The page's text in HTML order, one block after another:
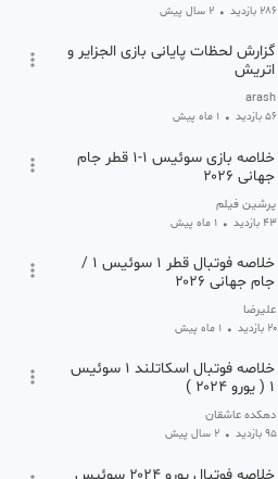
286 بازدید • 2 سال پیش
گزارش لحظات پایانی بازی الجزایر و
اتریش
arash
56 بازدید • 1 ماه پیش
خلاصه بازی سوئیس ۱-۱ قطر جام
جهانی ۲۰۲۶
پرشین فیلم
43 بازدید • 1 ماه پیش
خلاصه فوتبال قطر ۱ سوئیس ۱ /
جام جهانی ۲۰۲۶
علیرضا
20 بازدید • 1 ماه پیش
خلاصه فوتبال اسکاتلند ۱ سوئیس
۱ ( یورو ۲۰۲۴ )
دهکده عاشقان
95 بازدید • 2 سال پیش